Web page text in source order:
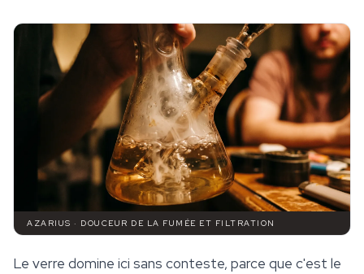
AZARIUS · DOUCEUR DE LA FUMÉE ET FILTRATION
Le verre domine ici sans conteste, parce que c'est le